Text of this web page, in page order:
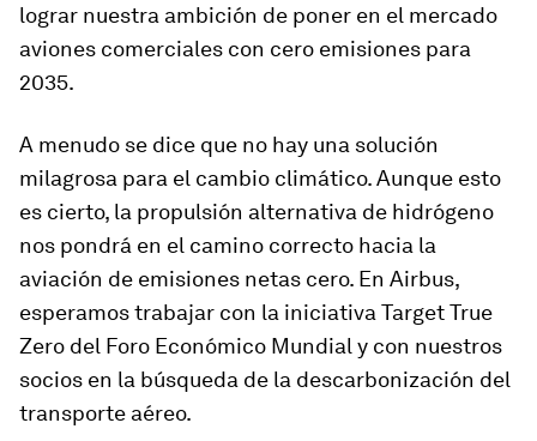
lograr nuestra ambición de poner en el mercado
aviones comerciales con cero emisiones para
2035.
A menudo se dice que no hay una solución
milagrosa para el cambio climático. Aunque esto
es cierto, la propulsión alternativa de hidrógeno
nos pondrá en el camino correcto hacia la
aviación de emisiones netas cero. En Airbus,
esperamos trabajar con la iniciativa Target True
Zero del Foro Económico Mundial y con nuestros
socios en la búsqueda de la descarbonización del
transporte aéreo.